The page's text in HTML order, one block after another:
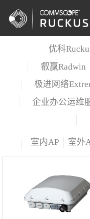
优科
叡赢Radwin
极进网络
企业办公运维
室内AP 室外
室内楼宇配线
室外全干
5E类线缆
6类